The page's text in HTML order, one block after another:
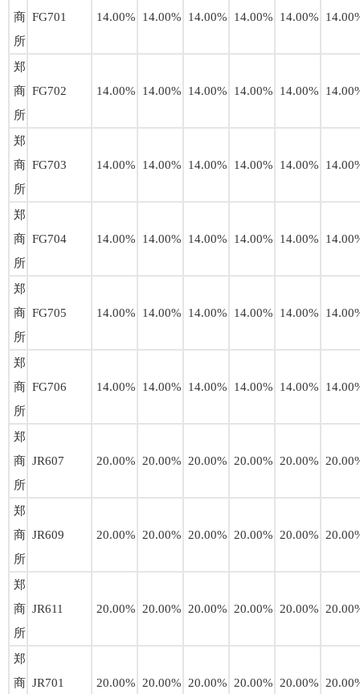
商
所
FG701 14.00% 14.00% 14.00% 14.00% 14.00%
郑
商
所
FG702 14.00% 14.00% 14.00% 14.00% 14.00%
郑
商
所
FG703 14.00% 14.00% 14.00% 14.00% 14.00%
郑
商
所
FG704 14.00% 14.00% 14.00% 14.00% 14.00%
郑
商
所
FG705 14.00% 14.00% 14.00% 14.00% 14.00%
郑
商
所
FG706 14.00% 14.00% 14.00% 14.00% 14.00%
郑
商
所
JR607 20.00% 20.00% 20.00% 20.00% 20.00%
郑
商
所
JR609 20.00% 20.00% 20.00% 20.00% 20.00%
郑
商
所
JR611 20.00% 20.00% 20.00% 20.00% 20.00%
郑
商 JR701 20.00% 20.00% 20.00% 20.00% 20.00%